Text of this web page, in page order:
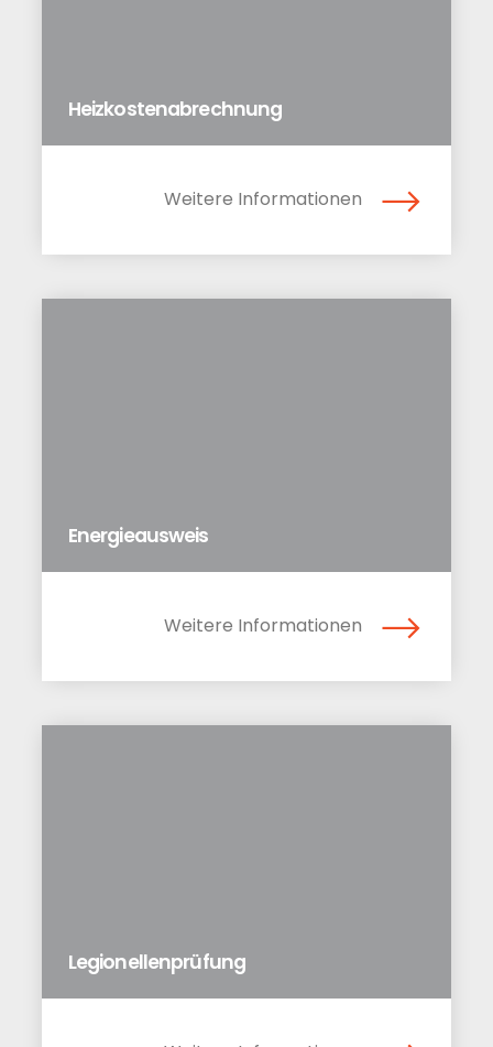
Heizkostenabrechnung
Weitere Informationen
Energieausweis
Weitere Informationen
Legionellenprüfung